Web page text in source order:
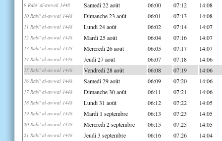
9 Rabi' al-awwal 1448 Samedi 22 août 06:00 07:12 14:08
10 Rabi' al-awwal 1448 Dimanche 23 août 06:01 07:13 14:08
11 Rabi' al-awwal 1448 Lundi 24 août 06:02 07:14 14:07
12 Rabi' al-awwal 1448 Mardi 25 août 06:04 07:16 14:07
13 Rabi' al-awwal 1448 Mercredi 26 août 06:05 07:17 14:07
14 Rabi' al-awwal 1448 Jeudi 27 août 06:07 07:18 14:06
15 Rabi' al-awwal 1448 Vendredi 28 août 06:08 07:19 14:06
16 Rabi' al-awwal 1448 Samedi 29 août 06:09 07:20 14:06
17 Rabi' al-awwal 1448 Dimanche 30 août 06:11 07:21 14:06
18 Rabi' al-awwal 1448 Lundi 31 août 06:12 07:22 14:05
19 Rabi' al-awwal 1448 Mardi 1 septembre 06:13 07:23 14:05
20 Rabi' al-awwal 1448 Mercredi 2 septembre 06:15 07:25 14:05
21 Rabi' al-awwal 1448 Jeudi 3 septembre 06:16 07:26 14:04